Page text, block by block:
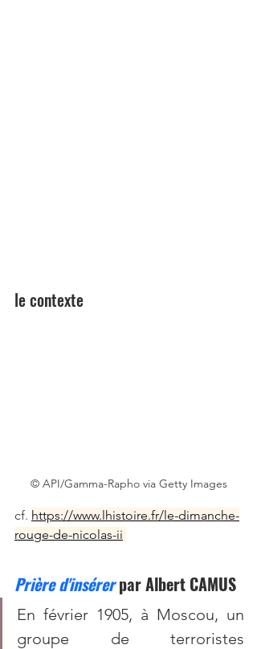
le contexte
© API/Gamma-Rapho via Getty Images
cf. https://www.lhistoire.fr/le-dimanche-
rouge-de-nicolas-ii
Prière d'insérer par Albert CAMUS
En février 1905, à Moscou, un
groupe de terroristes